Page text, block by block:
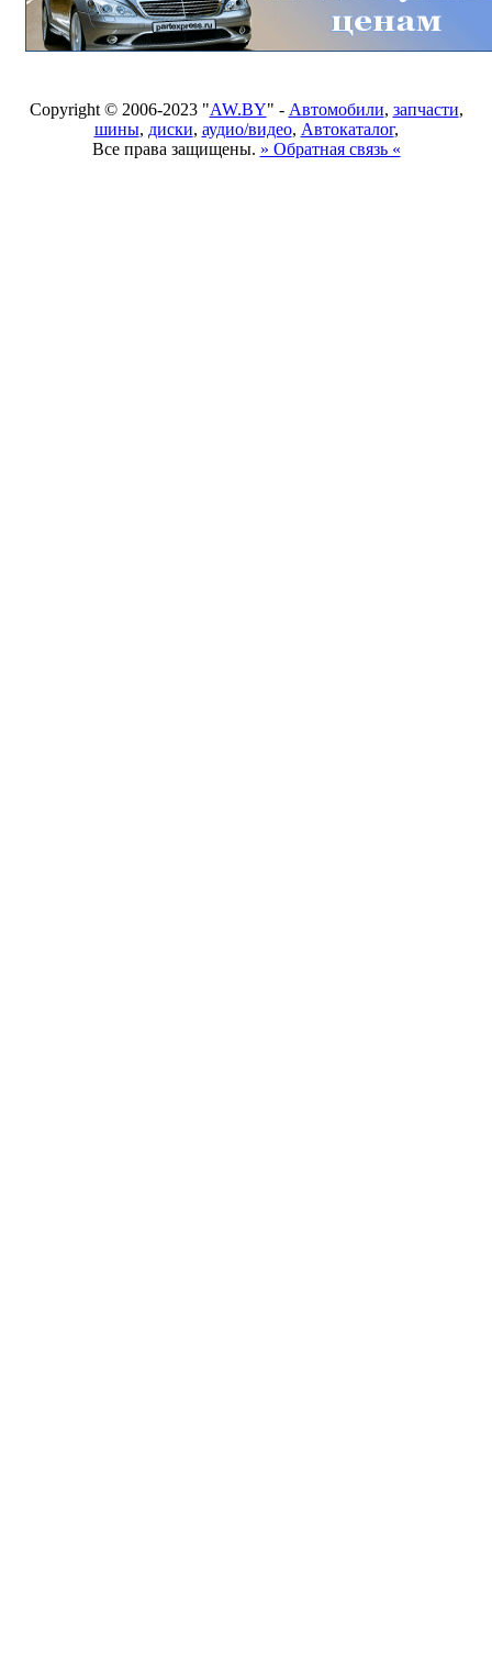
Copyright © 2006-2023 "AW.BY" - Автомобили, запчасти,
шины, диски, аудио/видео, Автокаталог,
Все права защищены. » Обратная связь «